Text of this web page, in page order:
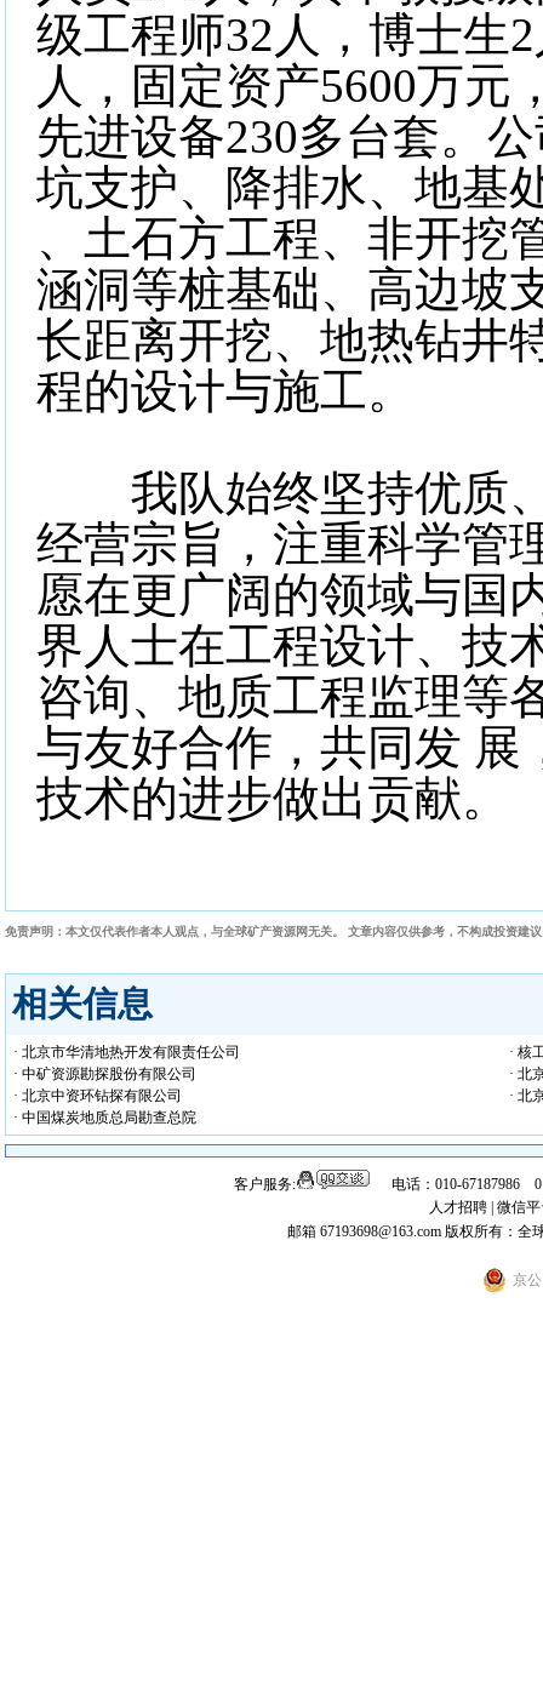
级工程师32人，博士生
人，固定资产5600万元
先进设备230多台套。
坑支护、降排水、地基
、土石方工程、非开挖
涵洞等桩基础、高边坡
长距离开挖、地热钻井
程的设计与施工。
我队始终坚持优质
经营宗旨，注重科学管
愿在更广阔的领域与国
界人士在工程设计、技
咨询、地质工程监理等
与友好合作，共同发 展
技术的进步做出贡献。
免责声明：本文仅代表作者本人观点，与全球矿产资源网无关。 文章内容仅供参考，不构成投资建
相关信息
· 北京市华清地热开发有限责任公司
· 核
· 中矿资源勘探股份有限公司
· 北
· 北京中资环钻探有限公司
· 北
· 中国煤炭地质总局勘查总院
客户服务:
电话：010-67187986
人才招聘 微信
邮箱 67193698@163.com 版权所有：全
京公